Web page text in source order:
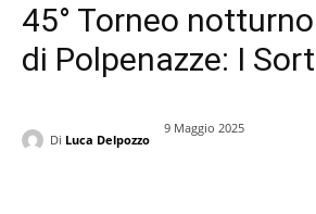
45° Torneo
di Polpenazze: I
Di Luca Delpozzo
9 Maggio 2025